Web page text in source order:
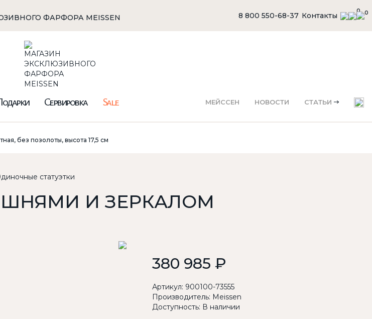
8 800 550-68-37 Контакты
0 0
Сервировка Sale МЕЙССЕН НОВОСТИ СТАТЬИ
без позолоты, высота 17,5 см
статуэтки
И ЗЕРКАЛОМ
380 985 ₽
Артикул: 900100-73555
Производитель: Meissen
Доступность: В наличии